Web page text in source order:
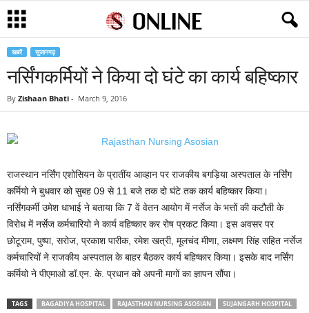
खबरें सुजानगढ़
नर्सिंगकर्मियों ने किया दो घंटे का कार्य बहिष्कार
By Zishaan Bhati - March 9, 2016
राजस्थान नर्सिंग एशोसियन के प्रातींय आव्हान पर राजकीय बगड़िया अस्पताल के नर्सिंग
कर्मियो ने बुधवार को सुबह 09 से 11 बजे तक दो घंटे तक कार्य बहिष्कार किया।
नर्सिंगकर्मी उमेश धाभाई ने बताया कि 7 वें वेतन आयोग में नर्सेज के भत्तों की कटौती के
विरोध में नर्सेज कर्मचारियो ने कार्य वहिष्कार कर रोष प्रकट किया। इस अवसर पर
छोटूराम, पुष्पा, सरोज, प्रकाश पारीक, रमेश खत्री, मूलचंद मीणा, लक्ष्मण सिंह सहित नर्सेज
कर्मचारियों ने राजकीय अस्पताल के बाहर बैठकर कार्य बहिष्कार किया। इसके बाद नर्सिंग
कर्मियो ने पीएमाओ डॉ.एन. के. प्रधान को अपनी मागों का ज्ञापन सौंपा।
TAGS BAGADIYA HOSPITAL RAJASTHAN NURSING ASOSIAN SUJANGARH HOSPITAL